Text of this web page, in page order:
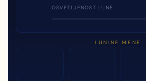
OSVETLJENOST LUNE
LUNINE MENE